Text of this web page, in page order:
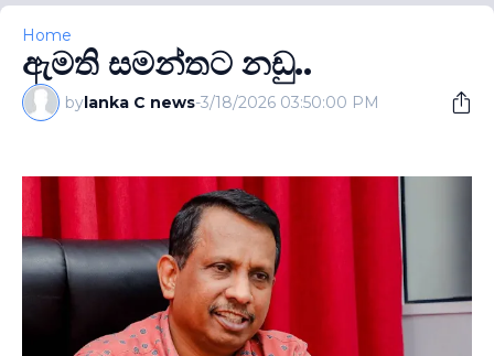
Home
ඇමති සමන්තට නඩු..
bylanka C news-3/18/2026 03:50:00 PM